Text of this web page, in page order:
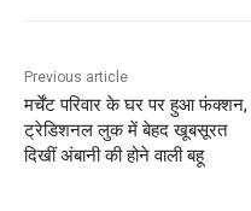
Previous article
मर्चेंट परिवार के घर पर हुआ फंक्शन,
ट्रेडिशनल लुक में बेहद खूबसूरत
दिखीं अंबानी की होने वाली बहू